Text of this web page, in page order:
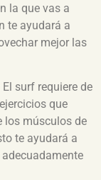
la que vas a
te ayudará a
mejor las
El surf requiere de
que
los músculos de
te ayudará a